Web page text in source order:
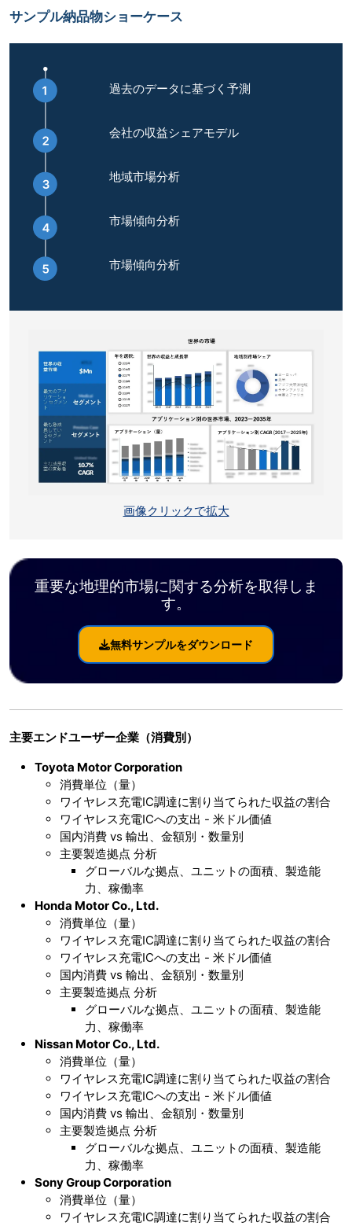
サンプル納品物ショーケース
過去のデータに基づく予測
会社の収益シェアモデル
地域市場分析
市場傾向分析
市場傾向分析
画像クリックで拡大
重要な地理的市場に関する分析を取得しま
す。
無料サンプルをダウンロード
主要エンドユーザー企業（消費別）
Toyota Motor Corporation
消費単位（量）
ワイヤレス充電IC調達に割り当てられた収益の割合
ワイヤレス充電ICへの支出 - 米ドル価値
国内消費 vs 輸出、金額別・数量別
主要製造拠点 分析
グローバルな拠点、ユニットの面積、製造能
力、稼働率
Honda Motor Co., Ltd.
消費単位（量）
ワイヤレス充電IC調達に割り当てられた収益の割合
ワイヤレス充電ICへの支出 - 米ドル価値
国内消費 vs 輸出、金額別・数量別
主要製造拠点 分析
グローバルな拠点、ユニットの面積、製造能
力、稼働率
Nissan Motor Co., Ltd.
消費単位（量）
ワイヤレス充電IC調達に割り当てられた収益の割合
ワイヤレス充電ICへの支出 - 米ドル価値
国内消費 vs 輸出、金額別・数量別
主要製造拠点 分析
グローバルな拠点、ユニットの面積、製造能
力、稼働率
Sony Group Corporation
消費単位（量）
ワイヤレス充電IC調達に割り当てられた収益の割合